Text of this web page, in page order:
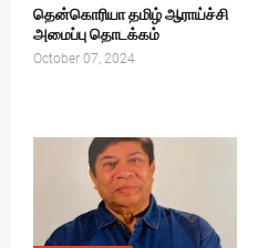
தென்கொரியா தமிழ் ஆராய்ச்சி
அமைப்பு தொடக்கம்
October 07, 2024